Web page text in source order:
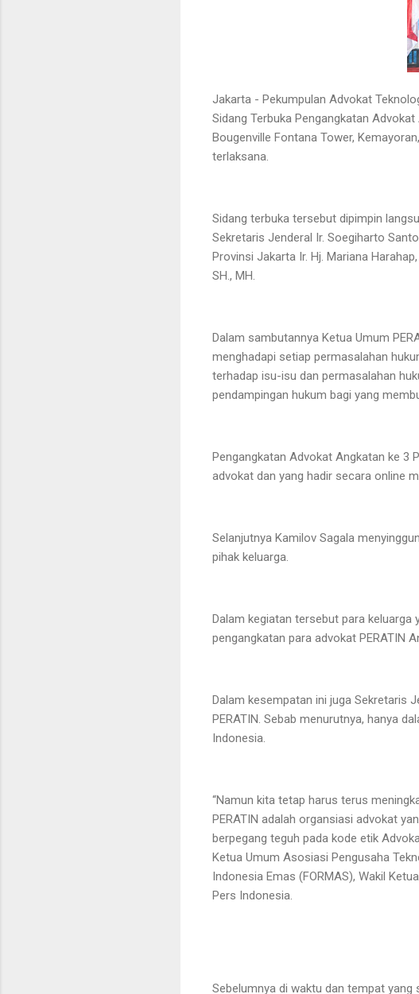
Jakarta - Pekumpulan Advokat
Sidang Terbuka Pengangkatan
Bougenville Fontana Tower,
terlaksana.
Sidang terbuka tersebut dipimpin
Sekretaris Jenderal Ir. Soegiharto
Provinsi Jakarta Ir. Hj. Mariana
SH., MH.
Dalam sambutannya Ketua Umum
menghadapi setiap permasalahan
terhadap isu-isu dan permasalahan
pendampingan hukum bagi yang
Pengangkatan Advokat Angkatan ke 3
advokat dan yang hadir secara online
Selanjutnya Kamilov Sagala
pihak keluarga.
Dalam kegiatan tersebut para
pengangkatan para advokat PERATIN
Dalam kesempatan ini juga Sekretaris
PERATIN. Sebab menurutnya, hanya
Indonesia.
“Namun kita tetap harus terus
PERATIN adalah organsiasi advokat
berpegang teguh pada kode etik
Ketua Umum Asosiasi Pengusaha
Indonesia Emas (FORMAS), Wakil
Pers Indonesia.
Sebelumnya di waktu dan tempat yang